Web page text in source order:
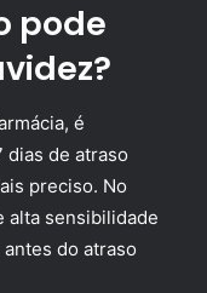
pode
é
dias de atraso
preciso. No
alta sensibilidade
do atraso